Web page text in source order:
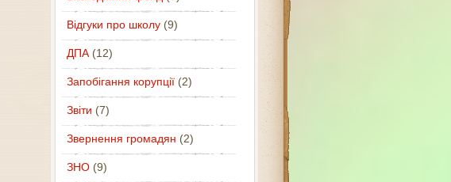
Відгуки про школу(9)
ДПА(12)
Запобігання корупції(2)
Звіти (7)
Звернення громадян (2)
ЗНО(9)